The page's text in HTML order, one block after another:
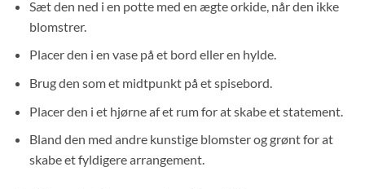
Sæt den ned i en potte med en ægte orkide, når den ikke
blomstrer.
Placer den i en vase på et bord eller en hylde.
Brug den som et midtpunkt på et spisebord.
Placer den i et hjørne af et rum for at skabe et statement.
Bland den med andre kunstige blomster og grønt for at
skabe et fyldigere arrangement.